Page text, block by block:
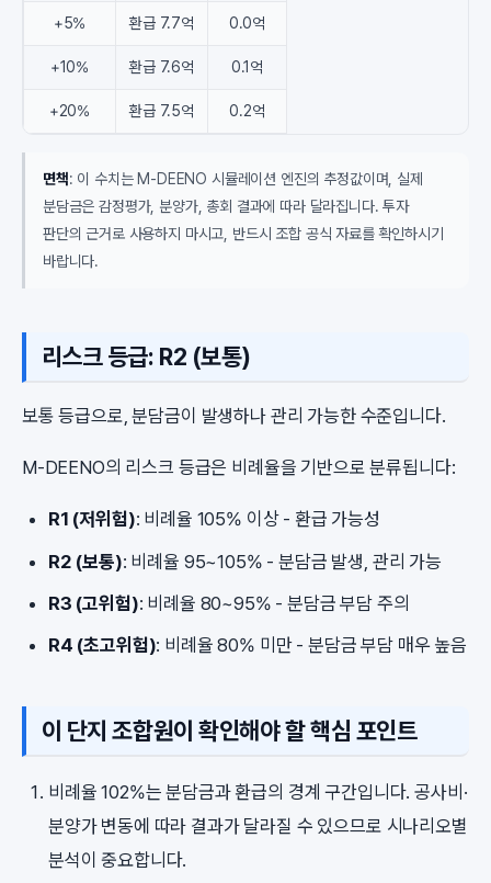
+5% 환급 7.7억 0.0억
+10% 환급 7.6억 0.1억
+20% 환급 7.5억 0.2억
면책: 이 수치는 M-DEENO 시뮬레이션 엔진의 추정값이며, 실제
분담금은 감정평가, 분양가, 총회 결과에 따라 달라집니다. 투자
판단의 근거로 사용하지 마시고, 반드시 조합 공식 자료를 확인하시기
바랍니다.
리스크 등급: R2 (보통)
보통 등급으로, 분담금이 발생하나 관리 가능한 수준입니다.
M-DEENO의 리스크 등급은 비례율을 기반으로 분류됩니다:
R1 (저위험): 비례율 105% 이상 - 환급 가능성
R2 (보통): 비례율 95~105% - 분담금 발생, 관리 가능
R3 (고위험): 비례율 80~95% - 분담금 부담 주의
R4 (초고위험): 비례율 80% 미만 - 분담금 부담 매우 높음
이 단지 조합원이 확인해야 할 핵심 포인트
비례율 102%는 분담금과 환급의 경계 구간입니다. 공사비·
분양가 변동에 따라 결과가 달라질 수 있으므로 시나리오별
분석이 중요합니다.